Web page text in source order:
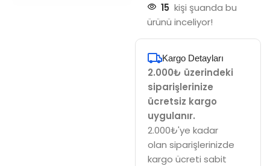
15 kişi şuanda bu
ürünü inceliyor!
Kargo Detayları
2.000₺ üzerindeki
siparişlerinize
ücretsiz kargo
uygulanır.
2.000₺'ye kadar
olan siparişlerinizde
kargo ücreti sabit